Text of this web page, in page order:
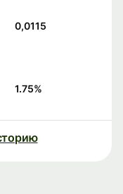
0,0115
1.75%